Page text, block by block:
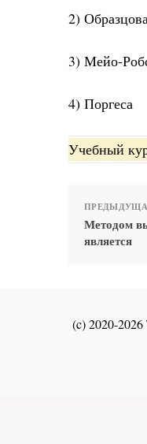
2) Образцова
3) Мейо-
4) Поргеса
Учебный
Методом
является
(c) 2020-